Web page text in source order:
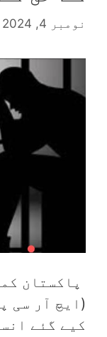
نومبر 4, 2024
پاکستان
(ایچ آر سی
کیے گئے